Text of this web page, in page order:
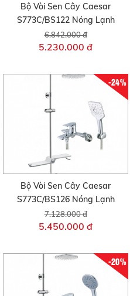
Bộ Vòi Sen Cây Caesar
S773C/BS122 Nóng Lạnh
6.842.000 đ
5.230.000 đ
-24%
Bộ Vòi Sen Cây Caesar
S773C/BS126 Nóng Lạnh
7.128.000 đ
5.450.000 đ
-20%